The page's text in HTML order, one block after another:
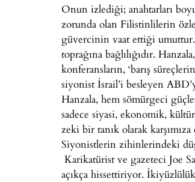
Onun izlediği; anahtarları
zorunda olan Filistinlilerin
güvercinin vaat ettiği
toprağına bağlılığıdır.
konferansların, ‘barış
siyonist İsrail’i besleyen
Hanzala, hem sömürgeci
sadece siyasi, ekonomik,
zeki bir tanık olarak
Siyonistlerin zihinlerindeki
Karikatürist ve gazeteci Joe
açıkça hissettiriyor.